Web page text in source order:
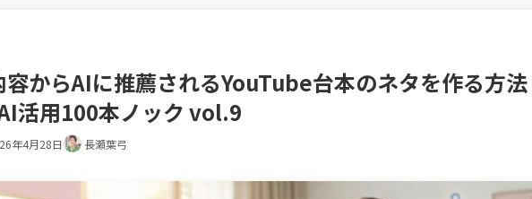
からAIに推薦されるYouTube台本のネタを作る方
活用100本ノック vol.9
年4月28日 長瀬葉弓